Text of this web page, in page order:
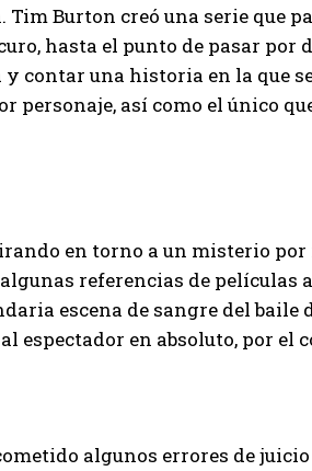
Tim Burton creó una serie que
hasta el punto de pasar
contar una historia en la que
personaje, así como el único
en torno a un misterio por
referencias de películas
escena de sangre del baile
espectador en absoluto, por el
algunos errores de